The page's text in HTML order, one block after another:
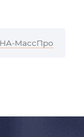
МассПро